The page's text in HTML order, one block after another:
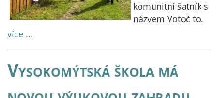
komunitní šatník s
názvem Votoč to.
více …
Vysokomýtská škola má